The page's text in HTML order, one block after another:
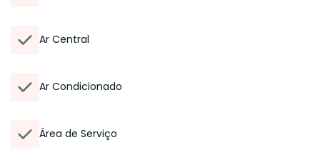
Ar Central
Ar Condicionado
Área de Serviço